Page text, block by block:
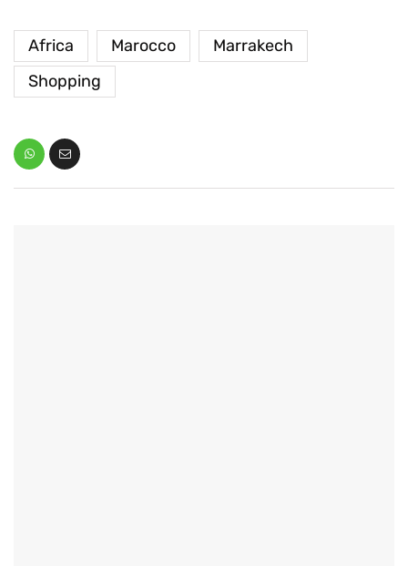
Africa Marocco
Marrakech
Shopping